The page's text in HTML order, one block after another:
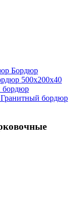
Бордюр
500х200х40
бордюр
Гранитный бордюр